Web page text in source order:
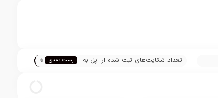
تعداد شکایت‌های ثبت شده از اپل به
پست بعدی »